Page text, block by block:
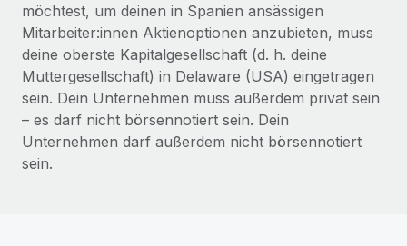
möchtest, um deinen in Spanien ansässigen
Mitarbeiter:innen Aktienoptionen anzubieten, muss
deine oberste Kapitalgesellschaft (d. h. deine
Muttergesellschaft) in Delaware (USA) eingetragen
sein. Dein Unternehmen muss außerdem privat sein
– es darf nicht börsennotiert sein. Dein
Unternehmen darf außerdem nicht börsennotiert
sein.